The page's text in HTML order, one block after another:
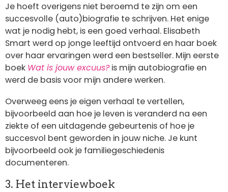
Je hoeft overigens niet beroemd te zijn om een
succesvolle (auto)biografie te schrijven. Het enige
wat je nodig hebt, is een goed verhaal. Elisabeth
Smart werd op jonge leeftijd ontvoerd en haar boek
over haar ervaringen werd een bestseller. Mijn eerste
boek Wat is jouw excuus?is mijn autobiografie en
werd de basis voor mijn andere werken.
Overweeg eens je eigen verhaal te vertellen,
bijvoorbeeld aan hoe je leven is veranderd na een
ziekte of een uitdagende gebeurtenis of hoe je
succesvol bent geworden in jouw niche. Je kunt
bijvoorbeeld ook je familiegeschiedenis
documenteren.
3. Het interviewboek